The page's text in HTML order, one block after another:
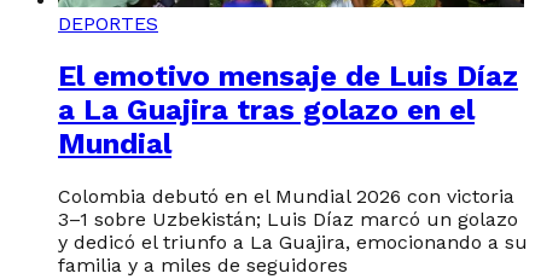
DEPORTES
El emotivo mensaje de Luis Díaz
a La Guajira tras golazo en el
Mundial
Colombia debutó en el Mundial 2026 con victoria
3–1 sobre Uzbekistán; Luis Díaz marcó un golazo
y dedicó el triunfo a La Guajira, emocionando a su
familia y a miles de seguidores